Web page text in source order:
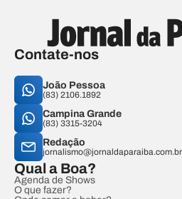
Contate-nos
João Pessoa
(83) 2106.1892
Campina Grande
(83) 3315-3204
Redação
jornalismo@jornaldaparaiba.com.br
Qual a Boa?
Agenda de Shows
O que fazer?